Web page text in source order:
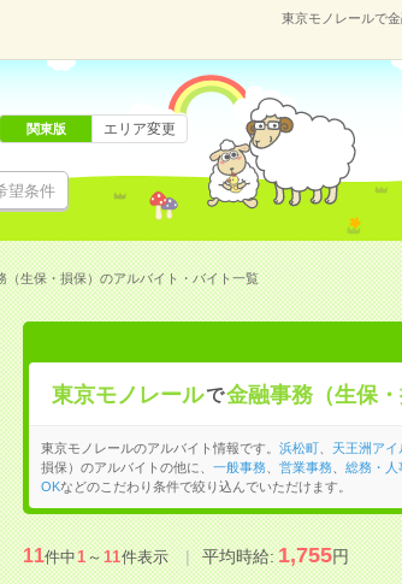
東京モノレールで
望条件
関東版 エリア変更
（生保・損保）のアルバイト・バイト一覧
東京モノレールで金融事務（生保・
東京モノレールのアルバイト情報です。 浜松町、 天王洲アイ
損保）のアルバイトの他に、 一般事務、 営業事務、 総務・人
OKなどのこだわり条件で絞り込んでいただけます。
11件中1～11件表示 平均時給:1,755円